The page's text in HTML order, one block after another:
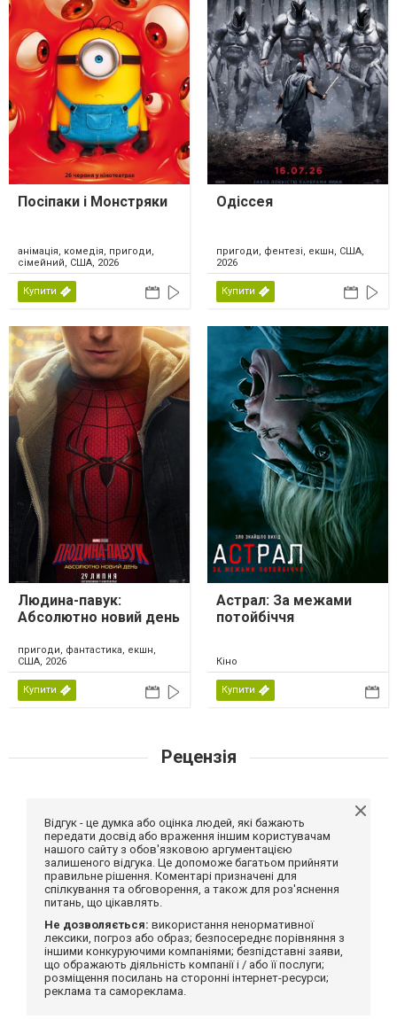
Посіпаки і Монстряки
анімація, комедія, пригоди,
сімейний, США, 2026
Купити
Одіссея
пригоди, фентезі, екшн, США,
2026
Купити
Людина-павук:
Абсолютно новий день
пригоди, фантастика, екшн,
США, 2026
Купити
Астрал: За межами
потойбіччя
Кіно
Купити
Рецензія
Відгук - це думка або оцінка людей, які бажають
передати досвід або враження іншим користувачам
нашого сайту з обов'язковою аргументацією
залишеного відгука. Це допоможе багатьом прийняти
правильне рішення. Коментарі призначені для
спілкування та обговорення, а також для роз'яснення
питань, що цікавлять.
Не дозволяється: використання ненормативної
лексики, погроз або образ; безпосереднє порівняння з
іншими конкуруючими компаніями; безпідставні заяви,
що ображають діяльність компанії і / або її послуги;
розміщення посилань на сторонні інтернет-ресурси;
реклама та самореклама.